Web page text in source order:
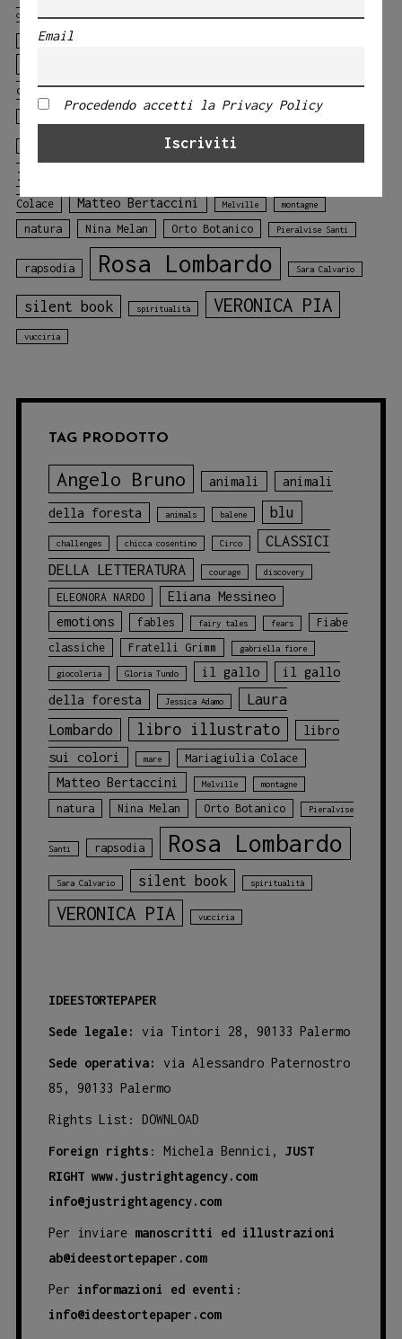
cosentino
courage
classiche
Fratelli Grimm
il gallo il gallo della foresta
Laura Lombardo
illustrato
Colace
Matteo Bertaccini Melville montagne
natura Nina Melan Orto Botanico Pieralvise Santi
rapsodia Rosa Lombardo Sara Calvario
silent book spiritualità VERONICA PIA
vucciria
TAG PRODOTTO
Angelo Bruno animali animali
della foresta animals balene blu
challenges chicca cosentino Circo
CLASSICI
DELLA LETTERATURA
courage discovery
ELEONORA NARDO
Eliana Messineo
emotions
fables fairy tales fears
Fiabe
classiche
Fratelli Grimm gabriella fiore
giocoleria Gloria Tundo il gallo
il gallo
della foresta
Jessica Adamo
Laura
Lombardo
libro illustrato
libro
sui colori
mare Mariagiulia Colace
Matteo Bertaccini Melville montagne
natura Nina Melan Orto Botanico Pieralvise
Santi rapsodia Rosa Lombardo
Sara Calvario silent book spiritualità
VERONICA PIA vucciria
IDEESTORTEPAPER
Sede legale: via Tintori 28, 90133 Palermo
Sede operativa:
via Alessandro Paternostro
85, 90133 Palermo
Rights List: DOWNLOAD
Foreign rights : Michela Bennici, JUST
RIGHT www.justrightagency.com
info@justrightagency.com
Per inviare manoscritti ed illustrazioni
ab@ideestortepaper.com
Per informazioni ed eventi :
info@ideestortepaper.com
Email
Procedendo accetti la Privacy Policy